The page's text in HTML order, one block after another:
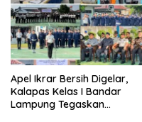
Apel Ikrar Bersih Digelar,
Kalapas Kelas I Bandar
Lampung Tegaskan